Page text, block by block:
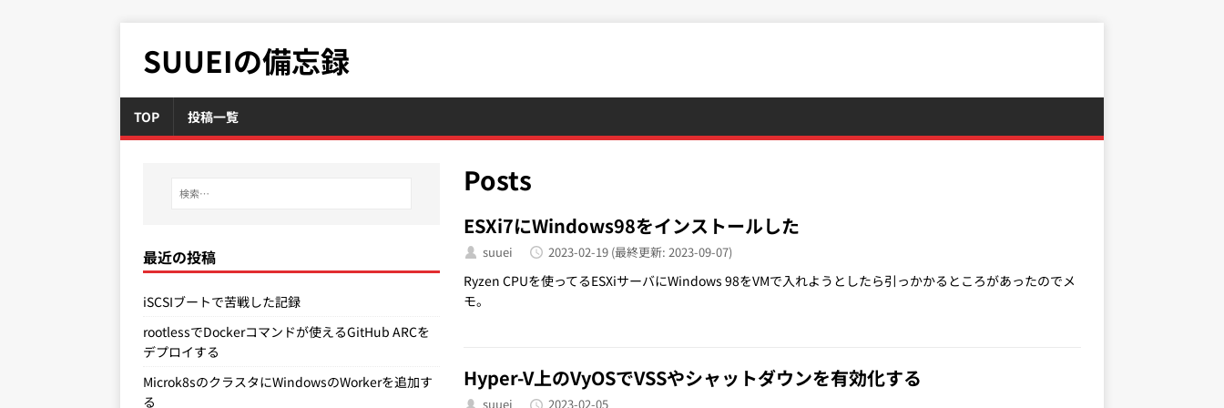
SUUEIの備忘録
TOP 投稿一覧
Posts
ESXi7にWindows98をインストールした
suuei 2023-02-19 (最終更新: 2023-09-07)
Ryzen CPUを使ってるESXiサーバにWindows 98をVMで入れようとしたら引っかかるところがあったのでメ
モ。
Hyper-V上のVyOSでVSSやシャットダウンを有効化する
最近の投稿
iSCSIブートで苦戦した記録
rootlessでDockerコマンドが使えるGitHub ARCを
デプロイする
Microk8sのクラスタにWindowsのWorkerを追加す
る